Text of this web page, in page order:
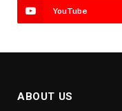
YouTube
ABOUT US